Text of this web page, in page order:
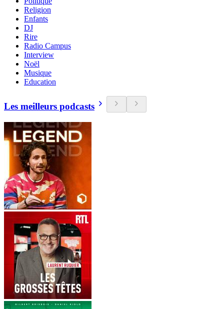
Religion
Enfants
DJ
Rire
Radio Campus
Interview
Noël
Musique
Education
Les meilleurs podcasts